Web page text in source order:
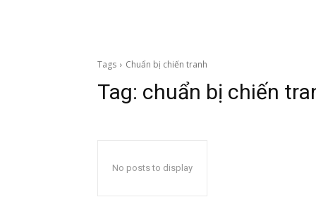
Tags Chuẩn bị chiến tranh
Tag: chuẩn bị chiến
No posts to display